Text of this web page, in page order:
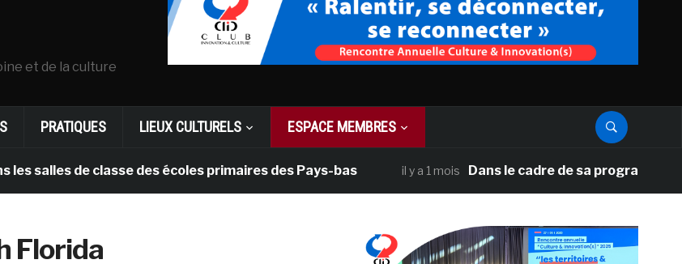
et de la culture
PRATIQUES LIEUX CULTURELS ESPACE MEMBRES
de classe des écoles primaires des Pays-bas il y a 1 mois Dans le cadre de sa programmation
Florida